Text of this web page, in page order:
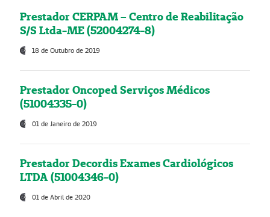
Prestador CERPAM – Centro de Reabilitação
S/S Ltda-ME (52004274-8)
18 de Outubro de 2019
Prestador Oncoped Serviços Médicos
(51004335-0)
01 de Janeiro de 2019
Prestador Decordis Exames Cardiológicos
LTDA (51004346-0)
01 de Abril de 2020